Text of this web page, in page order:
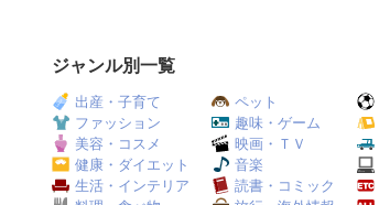
ジャンル別一覧
出産・子育て
ファッション
美容・コスメ
健康・ダイエット
生活・インテリア
ペット
趣味・ゲーム
映画・ＴＶ
音楽
読書・コミック